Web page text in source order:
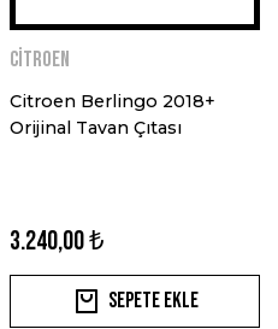
Citroen
Citroen Berlingo 2018+
Orijinal Tavan Çıtası
3.240,00 ₺
Sepete Ekle